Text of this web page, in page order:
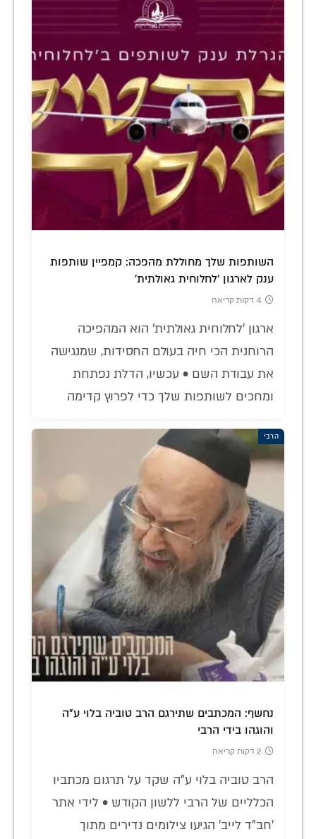
השותפות שלך מחוללת מהפכה: קמפיין שותפות
ענק לארגון 'לחלוחית גאולתית'
4 דקות קריאה
ארגון 'לחלוחית גאולתית' הוא המהפיכה
הרוחנית הכי חיה בעולם החסידות, שמנגישה
את עבודת השם • עכשיו, הדלת נפתחת
ומחכים לשותפות שלך כדי לפרוץ קדימה
הרבי
נחשף: המכתבים שתירגם הרב טוביה בלוי ע"ה
והוגהו בידי הרבי
2 דקות קריאה
הרב טוביה בלוי ע"ה שקד על תרגום מכתביו
הכלליים של הרבי ללשון הקודש • לידי אתר
'חב"ד לייב' הגיעו צילומים נדירים מתוך